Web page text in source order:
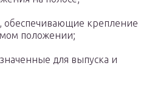
обеспечивающие крепление
положении;
для выпуска и